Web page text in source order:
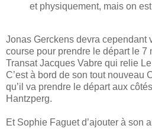
et physiquement, mais on
Jonas Gerckens devra cependant
course pour prendre le départ le 7
Transat Jacques Vabre qui relie
C’est à bord de son tout nouveau
qu’il va prendre le départ aux
Hantzperg.
Et Sophie Faguet d’ajouter à son